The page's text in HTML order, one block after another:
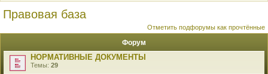
Правовая база
Отметить подфорумы как прочтённые
Форум
НОРМАТИВНЫЕ ДОКУМЕНТЫ
Темы: 29